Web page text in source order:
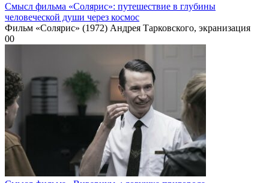
Смысл фильма «Солярис»: путешествие в глубины
человеческой души через космос
Фильм «Солярис» (1972) Андрея Тарковского, экранизация
00